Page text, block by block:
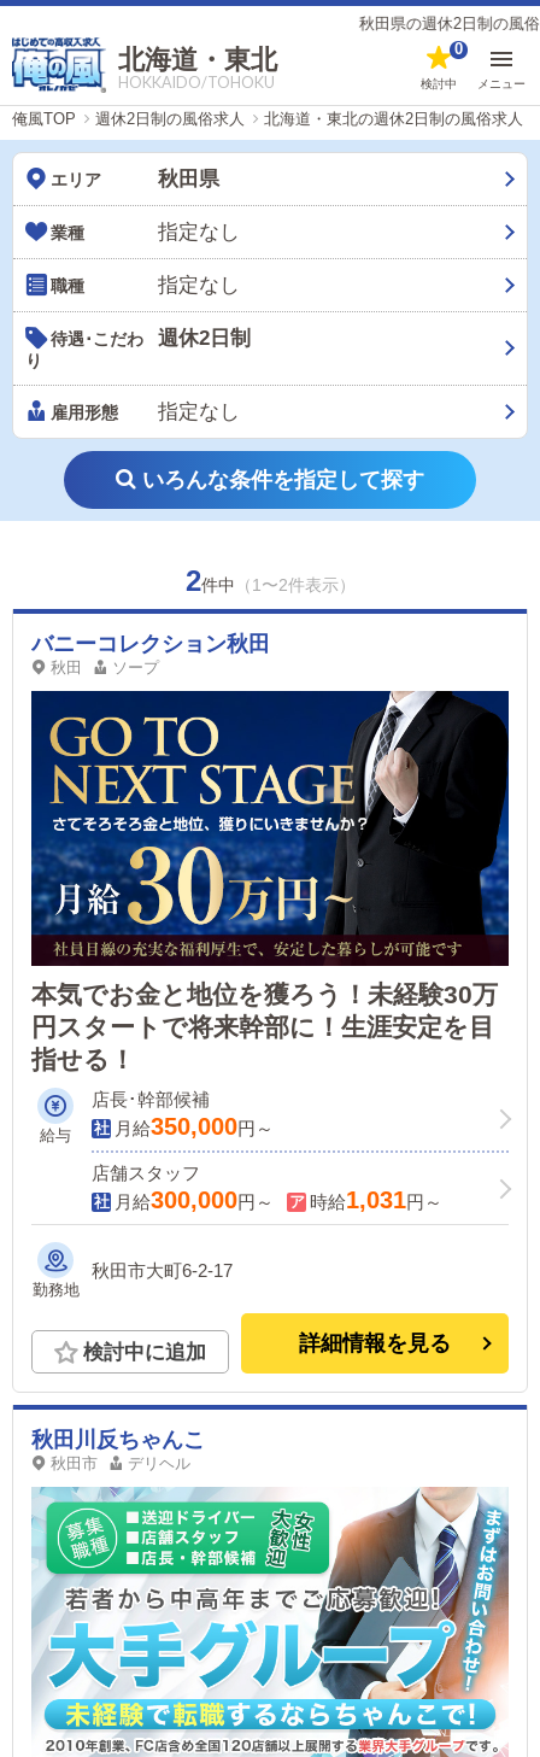
秋田県の週休2日制の風俗男
北海道・東北
HOKKAIDO/TOHOKU 検討中
0
メニュー
俺風TOP 週休2日制の風俗求人 北海道・東北の週休2日制の風俗求人
エリア 秋田県
業種 指定なし
職種 指定なし
待遇･こだわ
り
週休2日制
雇用形態 指定なし
いろんな条件を指定して探す
2件中 （1〜2件表示）
バニーコレクション秋田
秋田 ソープ
本気でお金と地位を獲ろう！未経験30万
円スタートで将来幹部に！生涯安定を目
指せる！
給与
店長･幹部候補
月給350,000円～
店舗スタッフ
月給300,000円～ 時給1,031円～
勤務地
秋田市大町6-2-17
検討中に追加 詳細情報を見る
秋田川反ちゃんこ
秋田市 デリヘル